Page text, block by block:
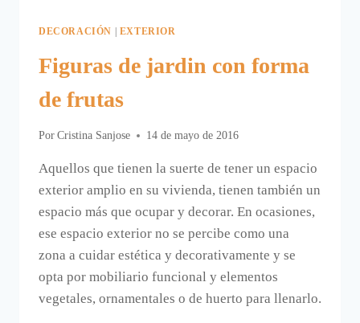
DECORACIÓN | EXTERIOR
Figuras de jardin con forma
de frutas
Por Cristina Sanjose 14 de mayo de 2016
Aquellos que tienen la suerte de tener un espacio
exterior amplio en su vivienda, tienen también un
espacio más que ocupar y decorar. En ocasiones,
ese espacio exterior no se percibe como una
zona a cuidar estética y decorativamente y se
opta por mobiliario funcional y elementos
vegetales, ornamentales o de huerto para llenarlo.